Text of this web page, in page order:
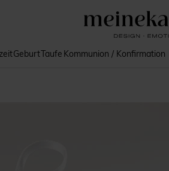
GeburtTaufe Kommunion / Konfirmation